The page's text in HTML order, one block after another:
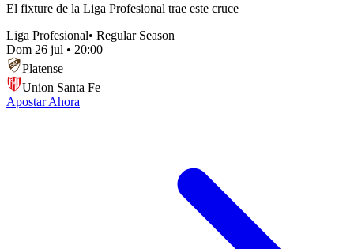
El fixture de la Liga Profesional trae este cruce
Liga Profesional• Regular Season
Dom 26 jul • 20:00
Platense
Union Santa Fe
Apostar Ahora